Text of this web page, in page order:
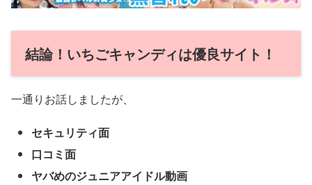
結論！いちごキャンディは優良サイト！
一通りお話しましたが、
セキュリティ面
口コミ面
ヤバめのジュニアアイドル動画